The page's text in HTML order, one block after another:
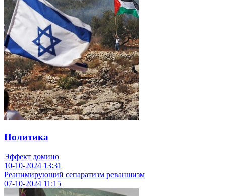
Политика
Эффект домино
10-10-2024 13:31
Реанимирующий сепаратизм реваншизм
07-10-2024 11:15